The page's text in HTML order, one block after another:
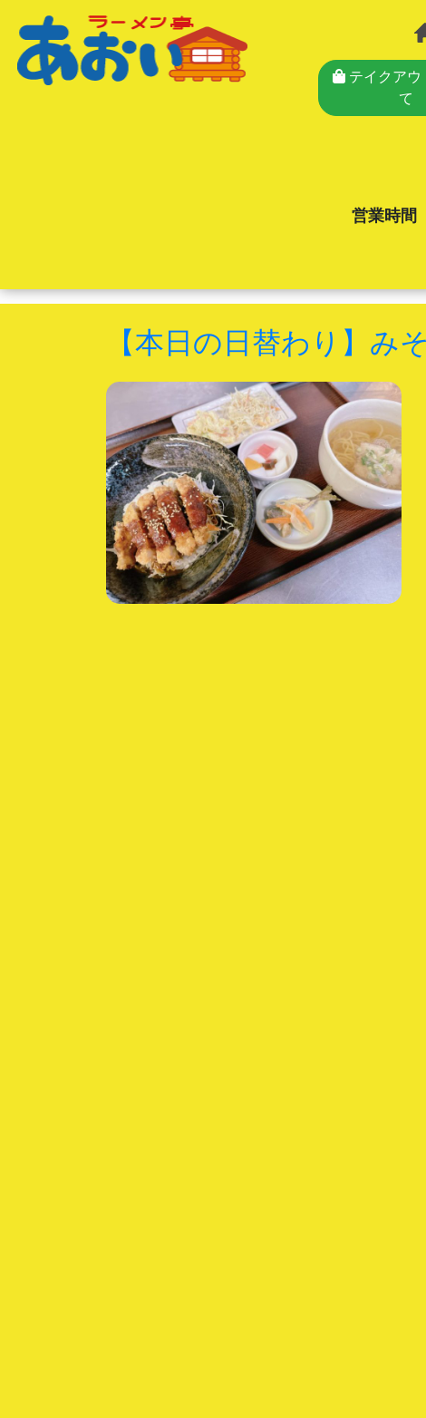
テイクアウ
て
営業時間
【本日の日替わり】み